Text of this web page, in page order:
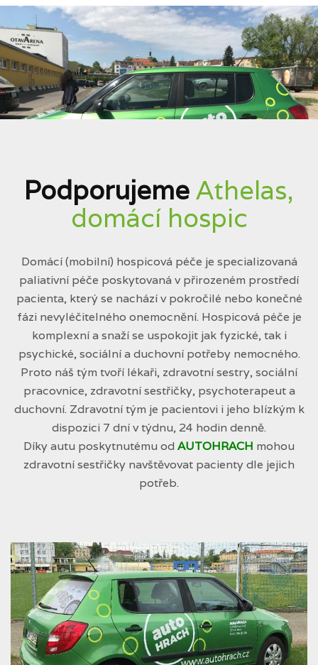
PodporujemeAthelas,
domácí hospic
Domácí (mobilní) hospicová péče je specializovaná
paliativní péče poskytovaná v přirozeném prostředí
pacienta, který se nachází v pokročilé nebo konečné
fázi nevyléčitelného onemocnění. Hospicová péče je
komplexní a snaží se uspokojit jak fyzické, tak i
psychické, sociální a duchovní potřeby nemocného.
Proto náš tým tvoří lékaři, zdravotní sestry, sociální
pracovnice, zdravotní sestřičky, psychoterapeut a
duchovní. Zdravotní tým je pacientovi i jeho blízkým k
dispozici 7 dní v týdnu, 24 hodin denně.
Díky autu poskytnutému od AUTOHRACH mohou
zdravotní sestřičky navštěvovat pacienty dle jejich
potřeb.